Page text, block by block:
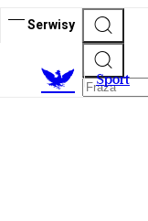
Serwisy
Sport